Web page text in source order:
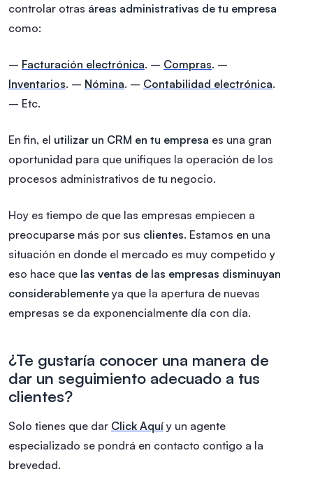
controlar otras áreas administrativas de tu empresa
como:
– Facturación electrónica. – Compras. –
Inventarios. – Nómina. – Contabilidad electrónica.
– Etc.
En fin, el utilizar un CRM en tu empresa es una gran
oportunidad para que unifiques la operación de los
procesos administrativos de tu negocio.
Hoy es tiempo de que las empresas empiecen a
preocuparse más por sus clientes. Estamos en una
situación en donde el mercado es muy competido y
eso hace que las ventas de las empresas disminuyan
considerablemente ya que la apertura de nuevas
empresas se da exponencialmente día con día.
¿Te gustaría conocer una manera de
dar un seguimiento adecuado a tus
clientes?
Solo tienes que dar Click Aquí y un agente
especializado se pondrá en contacto contigo a la
brevedad.